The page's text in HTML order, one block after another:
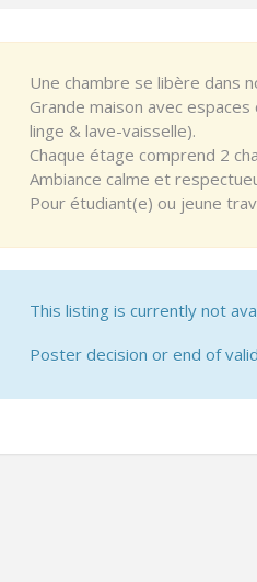
Une chambre se libère dans
Grande maison avec
linge & lave-vaisselle).
Chaque étage comprend 2
Ambiance calme et
Pour étudiant(e) ou jeune
This listing is currently not
Poster decision or end of